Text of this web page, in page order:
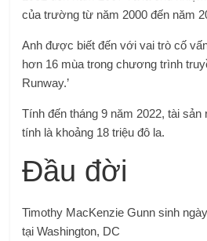
của trường từ năm 2000 đến năm
Anh được biết đến với vai trò cố
hơn 16 mùa trong chương trình
Runway.’
Tính đến tháng 9 năm 2022, tài
tính là khoảng 18 triệu đô la.
Đầu đời
Timothy MacKenzie Gunn sinh
tại Washington, DC